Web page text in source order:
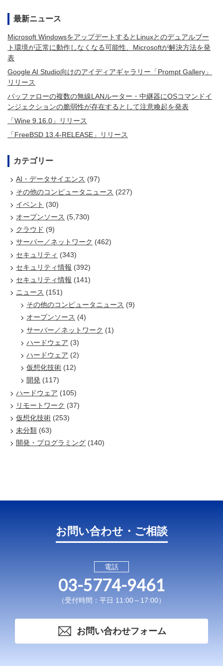
最新ニュース
Microsoft WindowsをアップデートするとLinuxとのデュアルブー
ト環境が正常に動作しなくなる可能性、Microsoftが解決方法を発
表
Google AI Studio向けのアイディアギャラリー「Prompt Gallery」
リリース
バッファローの複数の無線LANルーター・中継器にOSコマンドイ
ンジェクションの脆弱性が存在するとして注意喚起を発表
「Wine 9.16.0」リリース
「FreeBSD 13.4-RELEASE」リリース
カテゴリー
AI・データサイエンス (97)
その他のコンピュータニュース (227)
イベント (30)
オープンソース (5,730)
クラウド (9)
サーバー／ネットワーク (462)
セキュリティ (343)
セキュリティ情報 (392)
セキュリティ情報 (141)
ニュース (151)
その他のコンピュータニュース (9)
オープンソース (4)
サーバー／ネットワーク (1)
ハードウェア (3)
ハードウェア (2)
仮想化技術 (12)
開発 (117)
ハードウェア (105)
リモートワーク (37)
仮想化技術 (253)
未分類 (63)
開発・プログラミング (140)
お問い合わせ・ご相談
電話
03-5774-9461
（受付時間：平日 11:00～17:00）
お問い合わせフォーム